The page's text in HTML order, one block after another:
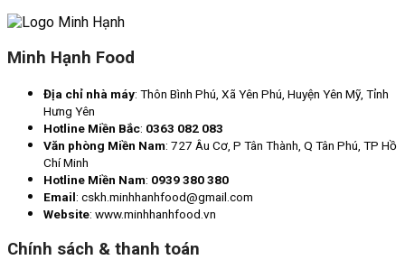
Minh Hạnh Food
Địa chỉ nhà máy: Thôn Bình Phú, Xã Yên Phú, Huyện Yên Mỹ, Tỉnh
Hưng Yên
Hotline Miền Bắc: 0363 082 083
Văn phòng Miền Nam: 727 Âu Cơ, P Tân Thành, Q Tân Phú, TP Hồ
Chí Minh
Hotline Miền Nam: 0939 380 380
Email: cskh.minhhanhfood@gmail.com
Website: www.minhhanhfood.vn
Chính sách & thanh toán